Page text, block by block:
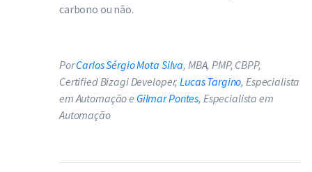
carbono ou não.
PorCarlos Sérgio Mota Silva, MBA, PMP, CBPP,
Certified Bizagi Developer,Lucas Targino, Especialista
em Automação e Gilmar Pontes, Especialista em
Automação